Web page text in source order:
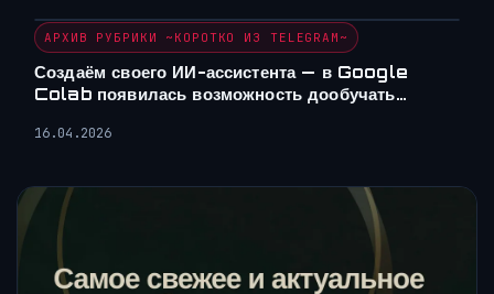
АРХИВ РУБРИКИ ~КОРОТКО ИЗ TELEGRAM~
Создаём своего ИИ-ассистента — в Google
Colab появилась возможность дообучать…
16.04.2026